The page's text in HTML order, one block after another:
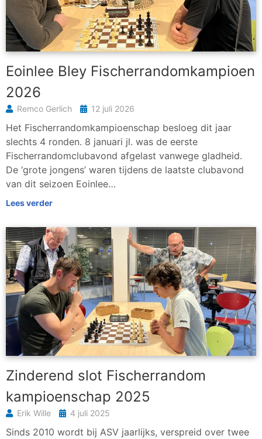
Eoinlee Bley Fischerrandomkampioen
2026
Remco Gerlich 12 juli 2026
Het Fischerrandomkampioenschap besloeg dit jaar
slechts 4 ronden. 8 januari jl. was de eerste
Fischerrandomclubavond afgelast vanwege gladheid.
De ‘grote jongens’ waren tijdens de laatste clubavond
van dit seizoen Eoinlee…
Lees verder
Zinderend slot Fischerrandom
kampioenschap 2025
Erik Wille 4 juli 2025
Sinds 2010 wordt bij ASV jaarlijks, verspreid over twee